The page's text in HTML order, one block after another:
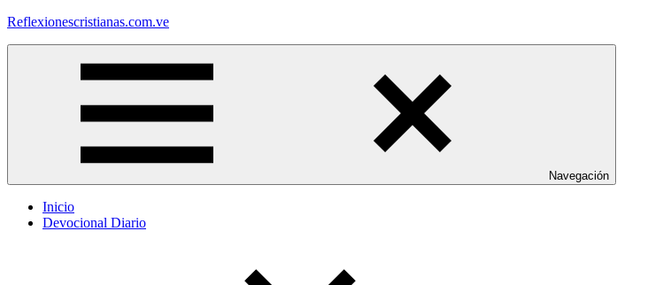
Saltar
Reflexionescristianas.com.ve
Navegación
Inicio
Devocional Diario